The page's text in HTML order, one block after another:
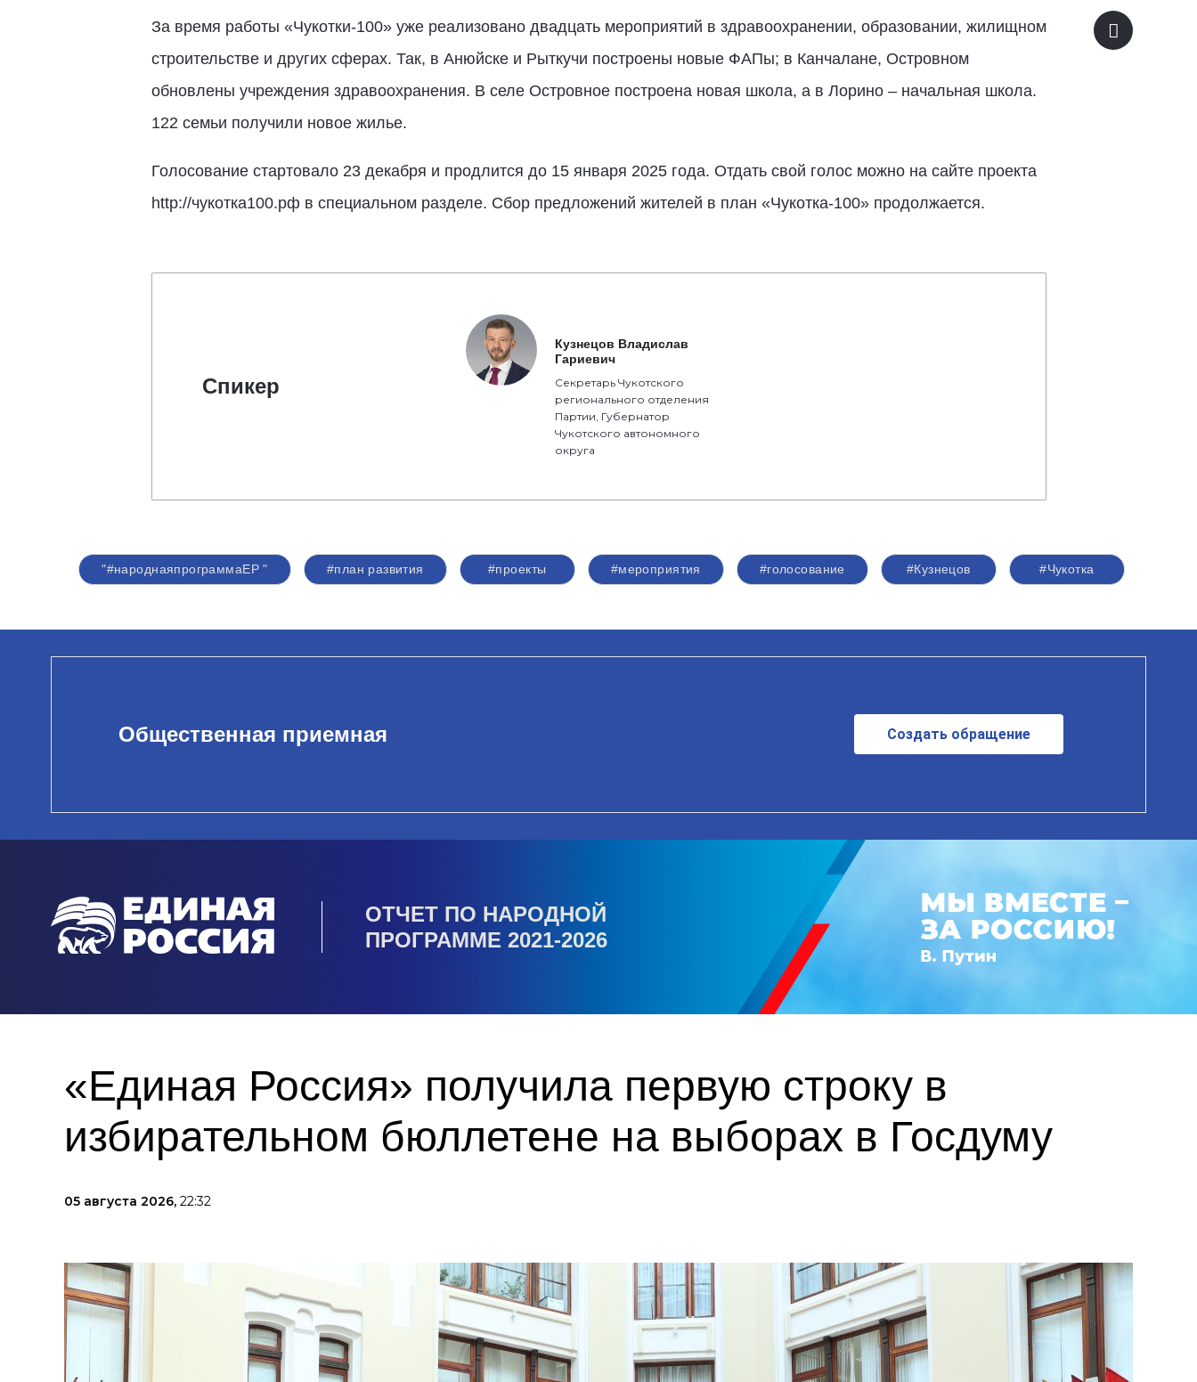
За время работы «Чукотки-100» уже реализовано двадцать мероприятий в здравоохранении, образовании, жилищном
строительстве и других сферах. Так, в Анюйске и Рыткучи построены новые ФАПы; в Канчалане, Островном
обновлены учреждения здравоохранения. В селе Островное построена новая школа, а в Лорино – начальная школа.
122 семьи получили новое жилье.
Голосование стартовало 23 декабря и продлится до 15 января 2025 года. Отдать свой голос можно на сайте проекта
http://чукотка100.рф в специальном разделе. Сбор предложений жителей в план «Чукотка-100» продолжается.
Спикер
Кузнецов Владислав
Гариевич
Секретарь Чукотского
регионального отделения
Партии, Губернатор
Чукотского автономного
округа
"#народнаяпрограммаЕР " #план развития #проекты #мероприятия #голосование #Кузнецов #Чукотка
Общественная приемная Создать обращение
ОТЧЕТ ПО НАРОДНОЙ
ПРОГРАММЕ 2021-2026
«Единая Россия» получила первую строку в
избирательном бюллетене на выборах в Госдуму
05 августа 2026, 22:32